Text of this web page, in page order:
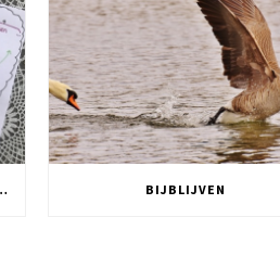
NAAR TWITTER POST BIJBLIJVEN